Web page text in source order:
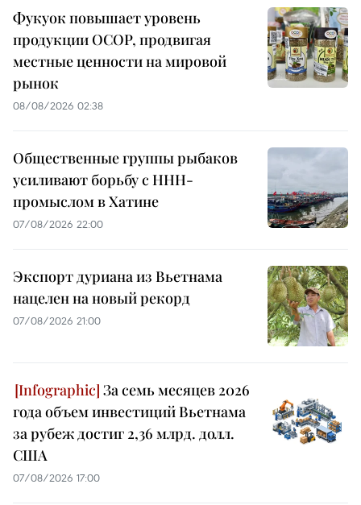
Фукуок повышает уровень
продукции OCOP, продвигая
местные ценности на мировой
рынок
08/08/2026 02:38
Общественные группы рыбаков
усиливают борьбу с ННН-
промыслом в Хатине
07/08/2026 22:00
Экспорт дуриана из Вьетнама
нацелен на новый рекорд
07/08/2026 21:00
За семь месяцев 2026
года объем инвестиций Вьетнама
за рубеж достиг 2,36 млрд. долл.
США
07/08/2026 17:00